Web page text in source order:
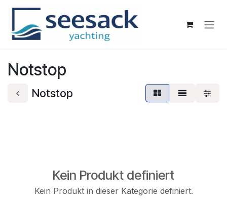
Zum Inhalt springen
Notstop
Notstop
Kein Produkt definiert
Kein Produkt in dieser Kategorie definiert.